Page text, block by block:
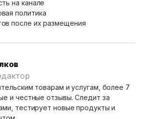
на канале
политика
после их размещения
товарам и услугам, более 7
и честные отзывы. Следит за
тестирует новые продукты и